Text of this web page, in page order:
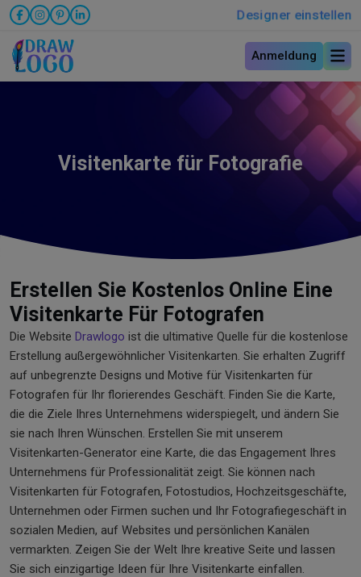
Designer einstellen
Anmeldung
Visitenkarte für Fotografie
Erstellen Sie Kostenlos Online Eine
Visitenkarte Für Fotografen
Die Website Drawlogo ist die ultimative Quelle für die kostenlose
Erstellung außergewöhnlicher Visitenkarten. Sie erhalten Zugriff
auf unbegrenzte Designs und Motive für Visitenkarten für
Fotografen für Ihr florierendes Geschäft. Finden Sie die Karte,
die die Ziele Ihres Unternehmens widerspiegelt, und ändern Sie
sie nach Ihren Wünschen. Erstellen Sie mit unserem
Visitenkarten-Generator eine Karte, die das Engagement Ihres
Unternehmens für Professionalität zeigt. Sie können nach
Visitenkarten für Fotografen, Fotostudios, Hochzeitsgeschäfte,
Unternehmen oder Firmen suchen und Ihr Fotografiegeschäft in
sozialen Medien, auf Websites und persönlichen Kanälen
vermarkten. Zeigen Sie der Welt Ihre kreative Seite und lassen
Sie sich einzigartige Ideen für Ihre Visitenkarte einfallen.